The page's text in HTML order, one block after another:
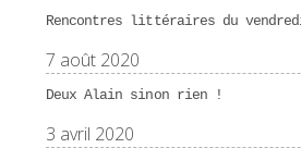
Rencontres littéraires du
7 août 2020
Deux Alain sinon rien !
3 avril 2020